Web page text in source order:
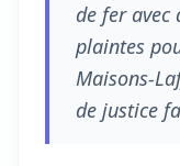
de fer avec
plaintes
Maisons-
de justice